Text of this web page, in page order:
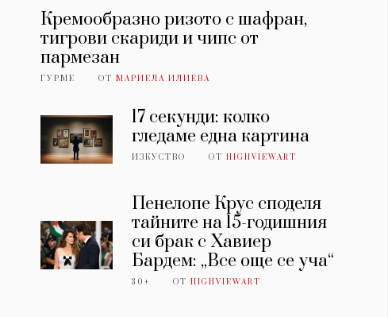
Кремообразно ризото с шафран,
тигрови скариди и чипс от
пармезан
ГУРМЕ ОТ МАРИЕЛА ИЛИЕВА
17 секунди: колко
гледаме една картина
ИЗКУСТВО ОТHIGHVIEWART
Пенелопе Крус споделя
тайните на 15-годишния
си брак с Хавиер
Бардем: „Все още се уча“
30+ ОТHIGHVIEWART